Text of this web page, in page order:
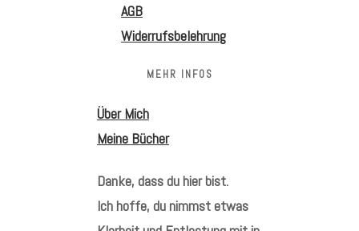
AGB
Widerrufsbelehrung
MEHR INFOS
Über Mich
Meine Bücher
Danke, dass du hier bist.
Ich hoffe, du nimmst etwas